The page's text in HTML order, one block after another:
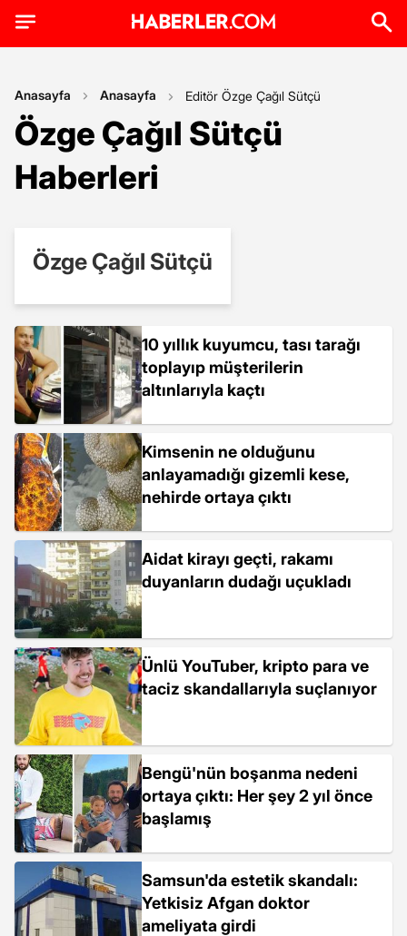
Anasayfa Anasayfa Editör Özge Çağıl Sütçü
Özge Çağıl Sütçü
Haberleri
Özge Çağıl Sütçü
10 yıllık kuyumcu, tası tarağı
toplayıp müşterilerin
altınlarıyla kaçtı
Kimsenin ne olduğunu
anlayamadığı gizemli kese,
nehirde ortaya çıktı
Aidat kirayı geçti, rakamı
duyanların dudağı uçukladı
Ünlü YouTuber, kripto para ve
taciz skandallarıyla suçlanıyor
Bengü'nün boşanma nedeni
ortaya çıktı: Her şey 2 yıl önce
başlamış
Samsun'da estetik skandalı:
Yetkisiz Afgan doktor
ameliyata girdi